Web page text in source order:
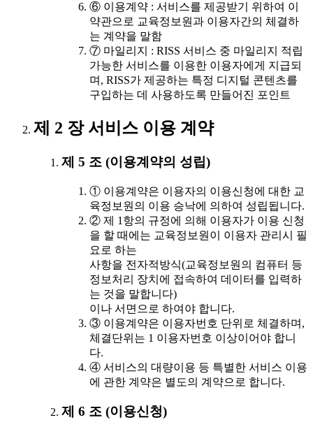
⑥ 이용계약 : 서비스를 제공받기 위하여 이
약관으로 교육정보원과 이용자간의 체결하
는 계약을 말함
⑦ 마일리지 : RISS 서비스 중 마일리지 적립
가능한 서비스를 이용한 이용자에게 지급되
며, RISS가 제공하는 특정 디지털 콘텐츠를
구입하는 데 사용하도록 만들어진 포인트
제 2 장 서비스 이용 계약
제 5 조 (이용계약의 성립)
① 이용계약은 이용자의 이용신청에 대한 교
육정보원의 이용 승낙에 의하여 성립됩니다.
② 제 1항의 규정에 의해 이용자가 이용 신청
을 할 때에는 교육정보원이 이용자 관리시 필
요로 하는
사항을 전자적방식(교육정보원의 컴퓨터 등
정보처리 장치에 접속하여 데이터를 입력하
는 것을 말합니다)
이나 서면으로 하여야 합니다.
③ 이용계약은 이용자번호 단위로 체결하며,
체결단위는 1 이용자번호 이상이어야 합니
다.
④ 서비스의 대량이용 등 특별한 서비스 이용
에 관한 계약은 별도의 계약으로 합니다.
제 6 조 (이용신청)